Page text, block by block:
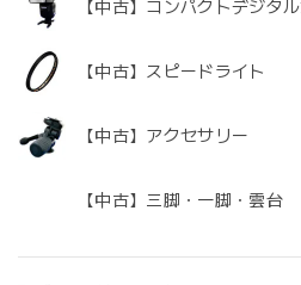
【中古】コンパクトデジタ
【中古】スピードライト
【中古】アクセサリー
【中古】三脚・一脚・雲台